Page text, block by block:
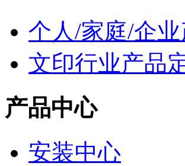
个人/家庭/企
文印行业产品
产品中心
安装中心